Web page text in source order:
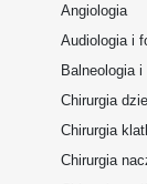
Angiologia
Audiologia i
Balneologia
Chirurgia
Chirurgia
Chirurgia